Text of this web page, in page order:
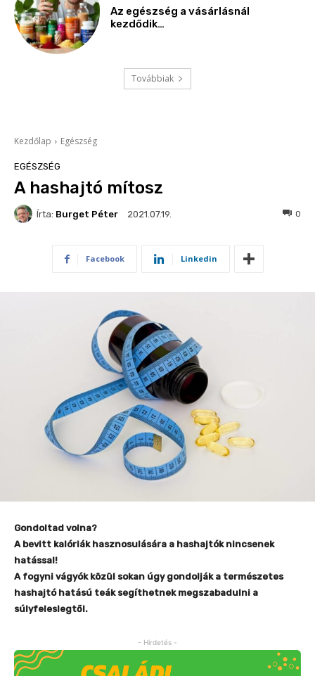
Az egészség a vásárlásnál
kezdődik…
Továbbiak